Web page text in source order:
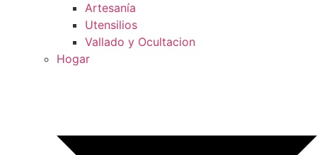
Artesanía
Utensilios
Vallado y Ocultacion
Hogar